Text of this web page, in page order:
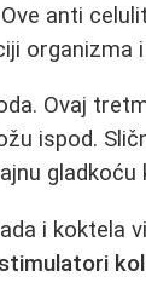
anti
organizma
Ovaj
ispod.
gladkoću
i koktela
stimulatori